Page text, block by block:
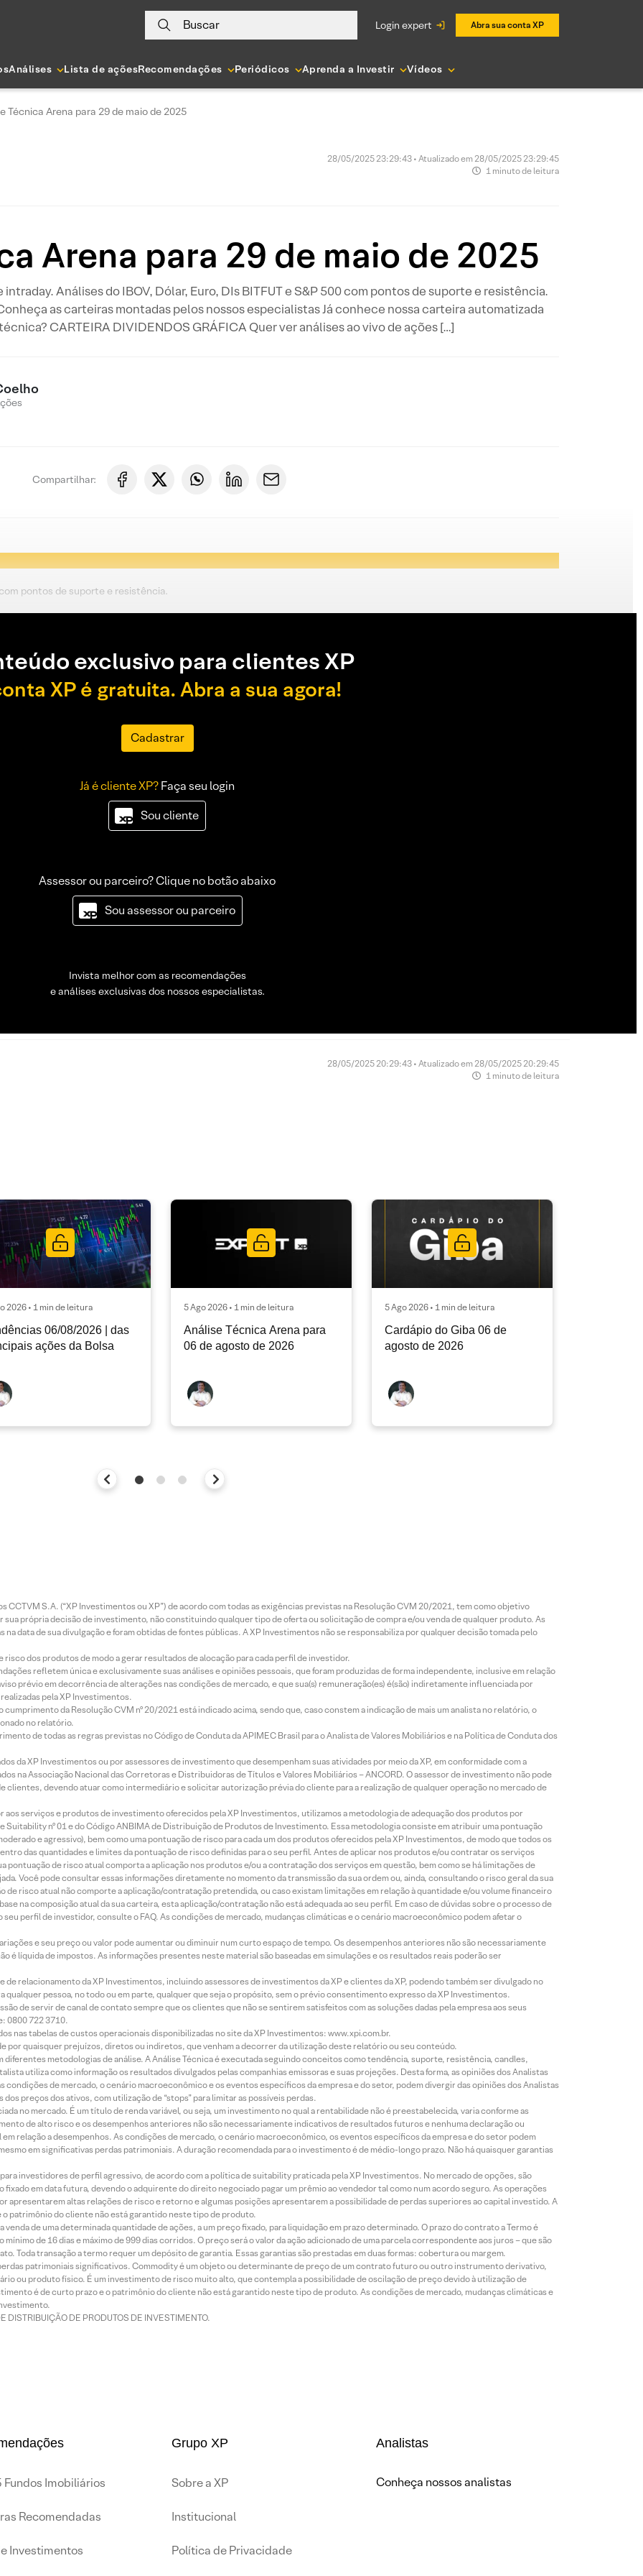
Buscar login expert Abra sua conta XP
Análises Lista de açõesRecomendações Periódicos Aprenda a Investir Vídeos
Técnica Arena para 29 de maio de 2025
28/05/2025 23:29:43 • Atualizado em 28/05/2025 23:29:45
1 minuto de leitura
Arena para 29 de maio de 2025
Análises do IBOV, Dólar, Euro, DIs BITFUT e S&P 500 com pontos de suporte e resistência.
as carteiras montadas pelos nossos especialistas Já conhece nossa carteira automatizada
CARTEIRA DIVIDENDOS GRÁFICA Quer ver análises ao vivo de ações […]
Compartilhar:
pontos de suporte e resistência.
exclusivo para clientes XP
XP é gratuita. Abra a sua agora!
Cadastrar
Já é cliente XP?Faça seu login
Sou cliente
Assessor ou parceiro? Clique no botão abaixo
Sou assessor ou parceiro
Invista melhor com as recomendações
e análises exclusivas dos nossos especialistas.
28/05/2025 20:29:43 • Atualizado em 28/05/2025 20:29:45
1 minuto de leitura
2026 • 1 min de leitura
06/08/2026 | das
ações da Bolsa
5 Ago 2026 • 1 min de leitura
Análise Técnica Arena para
06 de agosto de 2026
5 Ago 2026 • 1 min de leitura
Cardápio do Giba 06 de
agosto de 2026
CCTVM S.A. (“XP Investimentos ou XP”) de acordo com todas as exigências previstas na Resolução CVM 20/2021, tem como objetivo
própria decisão de investimento, não constituindo qualquer tipo de oferta ou solicitação de compra e/ou venda de qualquer produto. As
data de sua divulgação e foram obtidas de fontes públicas. A XP Investimentos não se responsabiliza por qualquer decisão tomada pelo
dos produtos de modo a gerar resultados de alocação para cada perfil de investidor.
refletem única e exclusivamente suas análises e opiniões pessoais, que foram produzidas de forma independente, inclusive em relação
prévio em decorrência de alterações nas condições de mercado, e que sua(s) remuneração(es) é(são) indiretamente influenciada por
pela XP Investimentos.
da Resolução CVM nº 20/2021 está indicado acima, sendo que, caso constem a indicação de mais um analista no relatório, o
no relatório.
de todas as regras previstas no Código de Conduta da APIMEC Brasil para o Analista de Valores Mobiliários e na Política de Conduta dos
da XP Investimentos ou por assessores de investimento que desempenham suas atividades por meio da XP, em conformidade com a
na Associação Nacional das Corretoras e Distribuidoras de Títulos e Valores Mobiliários – ANCORD. O assessor de investimento não pode
devendo atuar como intermediário e solicitar autorização prévia do cliente para a realização de qualquer operação no mercado de
aos serviços e produtos de investimento oferecidos pela XP Investimentos, utilizamos a metodologia de adequação dos produtos por
nº 01 e do Código ANBIMA de Distribuição de Produtos de Investimento. Essa metodologia consiste em atribuir uma pontuação
e agressivo), bem como uma pontuação de risco para cada um dos produtos oferecidos pela XP Investimentos, de modo que todos os
das quantidades e limites da pontuação de risco definidas para o seu perfil. Antes de aplicar nos produtos e/ou contratar os serviços
de risco atual comporta a aplicação nos produtos e/ou a contratação dos serviços em questão, bem como se há limitações de
Você pode consultar essas informações diretamente no momento da transmissão da sua ordem ou, ainda, consultando o risco geral da sua
de risco atual não comporte a aplicação/contratação pretendida, ou caso existam limitações em relação à quantidade e/ou volume financeiro
na composição atual da sua carteira, esta aplicação/contratação não está adequada ao seu perfil. Em caso de dúvidas sobre o processo de
perfil de investidor, consulte o FAQ. As condições de mercado, mudanças climáticas e o cenário macroeconômico podem afetar o
e seu preço ou valor pode aumentar ou diminuir num curto espaço de tempo. Os desempenhos anteriores não são necessariamente
é líquida de impostos. As informações presentes neste material são baseadas em simulações e os resultados reais poderão ser
relacionamento da XP Investimentos, incluindo assessores de investimentos da XP e clientes da XP, podendo também ser divulgado no
qualquer pessoa, no todo ou em parte, qualquer que seja o propósito, sem o prévio consentimento expresso da XP Investimentos.
de servir de canal de contato sempre que os clientes que não se sentirem satisfeitos com as soluções dadas pela empresa aos seus
0800 722 3710.
nas tabelas de custos operacionais disponibilizadas no site da XP Investimentos: www.xpi.com.br.
por quaisquer prejuízos, diretos ou indiretos, que venham a decorrer da utilização deste relatório ou seu conteúdo.
diferentes metodologias de análise. A Análise Técnica é executada seguindo conceitos como tendência, suporte, resistência, candles,
utiliza como informação os resultados divulgados pelas companhias emissoras e suas projeções. Desta forma, as opiniões dos Analistas
condições de mercado, o cenário macroeconômico e os eventos específicos da empresa e do setor, podem divergir das opiniões dos Analistas
preços dos ativos, com utilização de “stops” para limitar as possíveis perdas.
no mercado. É um título de renda variável, ou seja, um investimento no qual a rentabilidade não é preestabelecida, varia conforme as
de alto risco e os desempenhos anteriores não são necessariamente indicativos de resultados futuros e nenhuma declaração ou
relação a desempenhos. As condições de mercado, o cenário macroeconômico, os eventos específicos da empresa e do setor podem
em significativas perdas patrimoniais. A duração recomendada para o investimento é de médio-longo prazo. Não há quaisquer garantias
investidores de perfil agressivo, de acordo com a política de suitability praticada pela XP Investimentos. No mercado de opções, são
em data futura, devendo o adquirente do direito negociado pagar um prêmio ao vendedor tal como num acordo seguro. As operações
apresentarem altas relações de risco e retorno e algumas posições apresentarem a possibilidade de perdas superiores ao capital investido. A
patrimônio do cliente não está garantido neste tipo de produto.
de uma determinada quantidade de ações, a um preço fixado, para liquidação em prazo determinado. O prazo do contrato a Termo é
de 16 dias e máximo de 999 dias corridos. O preço será o valor da ação adicionado de uma parcela correspondente aos juros – que são
Toda transação a termo requer um depósito de garantia. Essas garantias são prestadas em duas formas: cobertura ou margem.
patrimoniais significativos. Commodity é um objeto ou determinante de preço de um contrato futuro ou outro instrumento derivativo,
ou produto físico. É um investimento de risco muito alto, que contempla a possibilidade de oscilação de preço devido à utilização de
é de curto prazo e o patrimônio do cliente não está garantido neste tipo de produto. As condições de mercado, mudanças climáticas e
DISTRIBUIÇÃO DE PRODUTOS DE INVESTIMENTO.
Fundos Imobiliários
Recomendadas
Investimentos
Grupo XP
Sobre a XP
Institucional
Política de Privacidade
Analistas
Conheça nossos analistas